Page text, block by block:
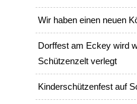
Wir haben einen neuen
Dorffest am Eckey wird
Schützenzelt verlegt
Kinderschützenfest auf